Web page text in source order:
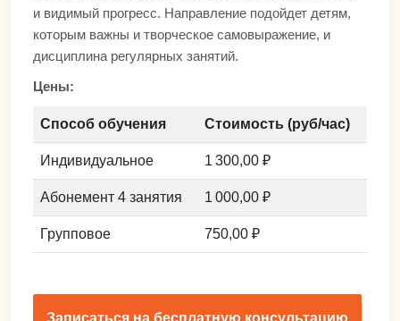
и видимый прогресс. Направление подойдет детям,
которым важны и творческое самовыражение, и
дисциплина регулярных занятий.
Цены:
Способ обучения Стоимость (руб/час)
Индивидуальное 1 300,00 ₽
Абонемент 4 занятия 1 000,00 ₽
Групповое 750,00 ₽
Записаться на бесплатную консультацию